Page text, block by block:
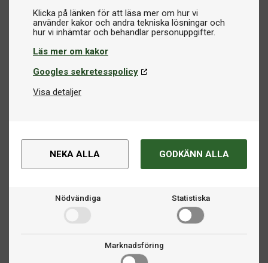
Klicka på länken för att läsa mer om hur vi
använder kakor och andra tekniska lösningar och
Läs mer om kakor
Googles sekretesspolicy
Visa detaljer
NEKA ALLA GODKÄNN ALLA
Nödvändiga Statistiska
Marknadsföring